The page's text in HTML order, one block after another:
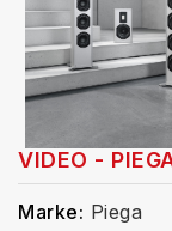
VIDEO -
Marke: Piega